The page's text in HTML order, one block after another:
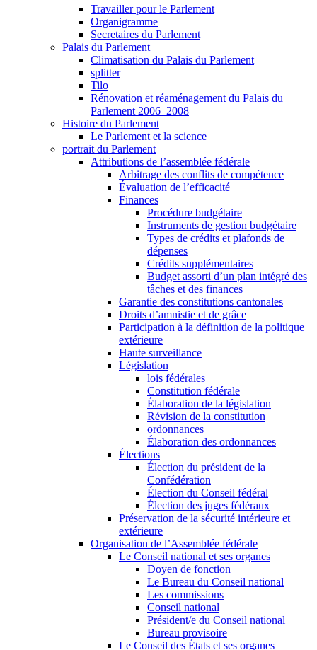
Travailler pour le Parlement
Organigramme
Secretaires du Parlement
Palais du Parlement
Climatisation du Palais du Parlement
splitter
Tilo
Rénovation et réaménagement du Palais du
Parlement 2006–2008
Histoire du Parlement
Le Parlement et la science
portrait du Parlement
Attributions de l’assemblée fédérale
Arbitrage des conflits de compétence
Évaluation de l’efficacité
Finances
Procédure budgétaire
Instruments de gestion budgétaire
Types de crédits et plafonds de
dépenses
Crédits supplémentaires
Budget assorti d’un plan intégré des
tâches et des finances
Garantie des constitutions cantonales
Droits d’amnistie et de grâce
Participation à la définition de la politique
extérieure
Haute surveillance
Législation
lois fédérales
Constitution fédérale
Élaboration de la législation
Révision de la constitution
ordonnances
Élaboration des ordonnances
Élections
Élection du président de la
Confédération
Élection du Conseil fédéral
Élection des juges fédéraux
Préservation de la sécurité intérieure et
extérieure
Organisation de l’Assemblée fédérale
Le Conseil national et ses organes
Doyen de fonction
Le Bureau du Conseil national
Les commissions
Conseil national
Président/e du Conseil national
Bureau provisoire
Le Conseil des États et ses organes